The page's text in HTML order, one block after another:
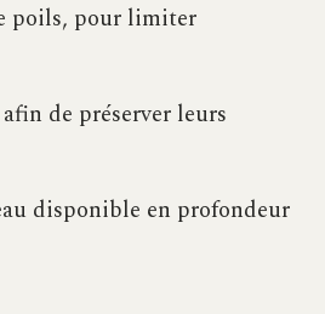
poils, pour limiter
de préserver leurs
disponible en profondeur